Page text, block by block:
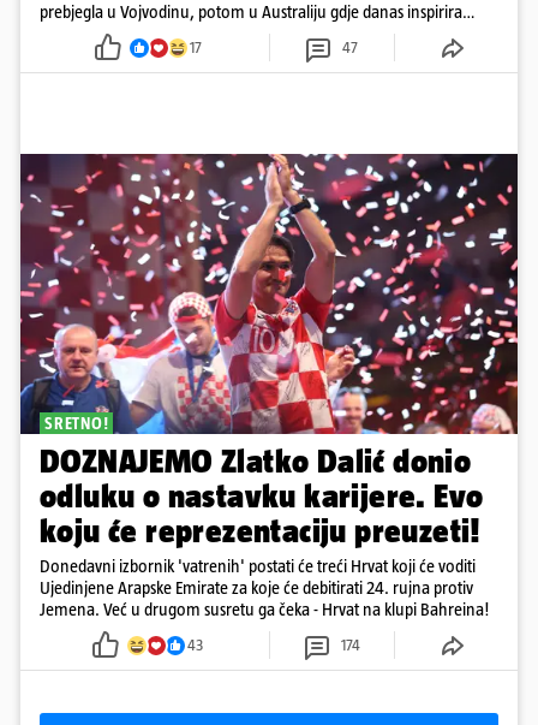
prebjegla u Vojvodinu, potom u Australiju gdje danas inspirira
17 47
SRETNO!
DOZNAJEMO Zlatko Dalić donio
odluku o nastavku karijere. Evo
koju će reprezentaciju preuzeti!
Donedavni izbornik 'vatrenih' postati će treći Hrvat koji će voditi
Ujedinjene Arapske Emirate za koje će debitirati 24. rujna protiv
Jemena. Već u drugom susretu ga čeka - Hrvat na klupi Bahreina!
43 174